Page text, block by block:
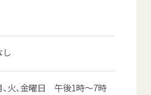
し
、火、金曜日 午後1時～7時